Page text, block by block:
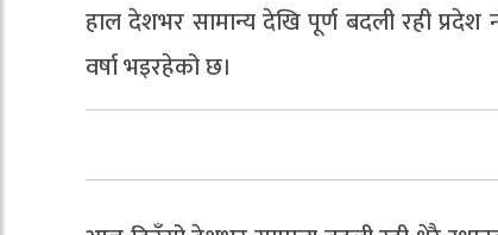
हाल देशभर सामान्य देखि पूर्ण बदली रही
वर्षा भइरहेको छ।